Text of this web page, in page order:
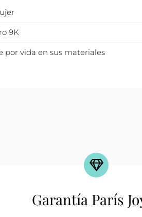
9K
por vida en sus materiales
Garantía París